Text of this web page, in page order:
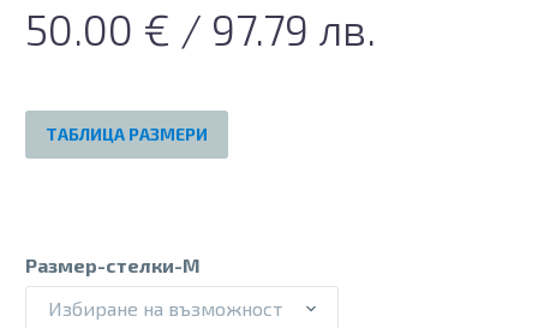
50.00 € / 97.79 лв.
ТАБЛИЦА РАЗМЕРИ
Размер-стелки-M
Избиране на възможност